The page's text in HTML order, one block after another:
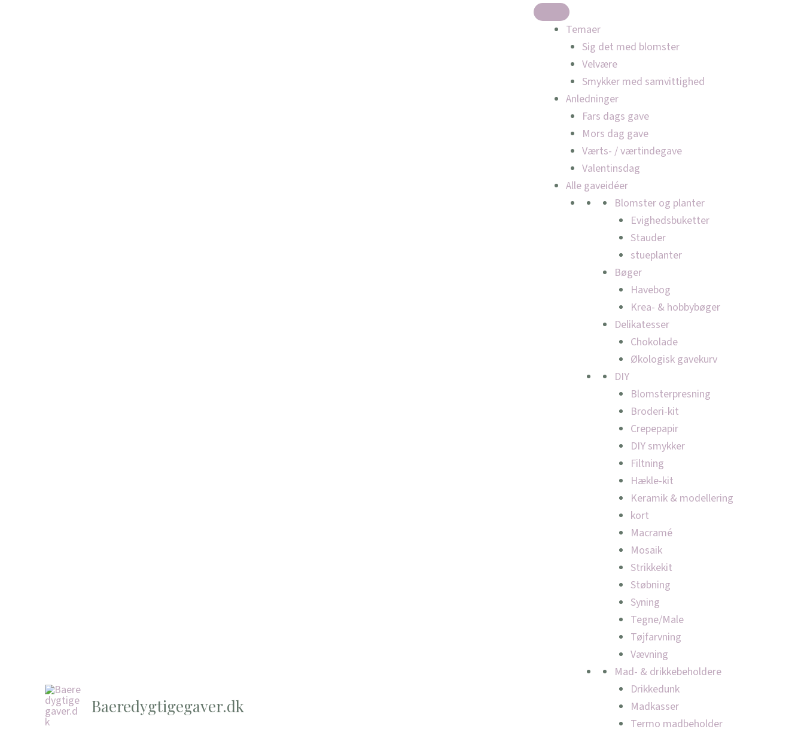
Baeredygtigegaver.dk
Temaer
Sig det med blomster
Velvære
Smykker med samvittighed
Anledninger
Fars dags gave
Mors dag gave
Værts- / værtindegave
Valentinsdag
Alle gaveidéer
Blomster og planter
Evighedsbuketter
Stauder
stueplanter
Bøger
Havebog
Krea- & hobbybøger
Delikatesser
Chokolade
Økologisk gavekurv
DIY
Blomsterpresning
Broderi-kit
Crepepapir
DIY smykker
Filtning
Hækle-kit
Keramik & modellering
kort
Macramé
Mosaik
Strikkekit
Støbning
Syning
Tegne/Male
Tøjfarvning
Vævning
Mad- & drikkebeholdere
Drikkedunk
Madkasser
Termo madbeholder